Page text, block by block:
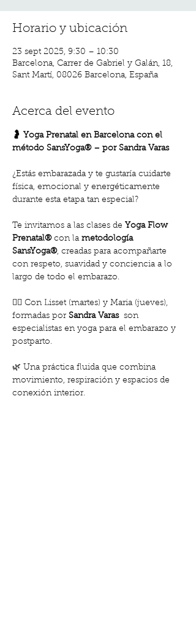
Horario y ubicación
23 sept 2025, 9:30 – 10:30
Barcelona, Carrer de Gabriel y Galán, 18,
Sant Martí, 08026 Barcelona, España
Acerca del evento
🤰 Yoga Prenatal en Barcelona con el
método SansYoga® – por Sandra Varas
¿Estás embarazada y te gustaría cuidarte
física, emocional y energéticamente
durante esta etapa tan especial?
Te invitamos a las clases de Yoga Flow
Prenatal® con la metodología
SansYoga®, creadas para acompañarte
con respeto, suavidad y conciencia a lo
largo de todo el embarazo.
🧘‍♀️ Con Lisset (martes) y Maria (jueves),
formadas por Sandra Varas son
especialistas en yoga para el embarazo y
postparto.
🌿 Una práctica fluida que combina
movimiento, respiración y espacios de
conexión interior.